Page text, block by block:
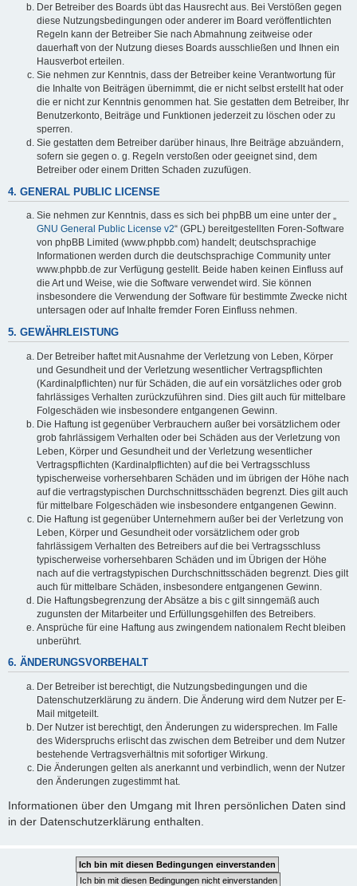
Der Betreiber des Boards übt das Hausrecht aus. Bei Verstößen gegen
diese Nutzungsbedingungen oder anderer im Board veröffentlichten
Regeln kann der Betreiber Sie nach Abmahnung zeitweise oder
dauerhaft von der Nutzung dieses Boards ausschließen und Ihnen ein
Hausverbot erteilen.
Sie nehmen zur Kenntnis, dass der Betreiber keine Verantwortung für
die Inhalte von Beiträgen übernimmt, die er nicht selbst erstellt hat oder
die er nicht zur Kenntnis genommen hat. Sie gestatten dem Betreiber, Ihr
Benutzerkonto, Beiträge und Funktionen jederzeit zu löschen oder zu
sperren.
Sie gestatten dem Betreiber darüber hinaus, Ihre Beiträge abzuändern,
sofern sie gegen o. g. Regeln verstoßen oder geeignet sind, dem
Betreiber oder einem Dritten Schaden zuzufügen.
4. GENERAL PUBLIC LICENSE
Sie nehmen zur Kenntnis, dass es sich bei phpBB um eine unter der „
GNU General Public License v2“ (GPL) bereitgestellten Foren-Software
von phpBB Limited (www.phpbb.com) handelt; deutschsprachige
Informationen werden durch die deutschsprachige Community unter
www.phpbb.de zur Verfügung gestellt. Beide haben keinen Einfluss auf
die Art und Weise, wie die Software verwendet wird. Sie können
insbesondere die Verwendung der Software für bestimmte Zwecke nicht
untersagen oder auf Inhalte fremder Foren Einfluss nehmen.
5. GEWÄHRLEISTUNG
Der Betreiber haftet mit Ausnahme der Verletzung von Leben, Körper
und Gesundheit und der Verletzung wesentlicher Vertragspflichten
(Kardinalpflichten) nur für Schäden, die auf ein vorsätzliches oder grob
fahrlässiges Verhalten zurückzuführen sind. Dies gilt auch für mittelbare
Folgeschäden wie insbesondere entgangenen Gewinn.
Die Haftung ist gegenüber Verbrauchern außer bei vorsätzlichem oder
grob fahrlässigem Verhalten oder bei Schäden aus der Verletzung von
Leben, Körper und Gesundheit und der Verletzung wesentlicher
Vertragspflichten (Kardinalpflichten) auf die bei Vertragsschluss
typischerweise vorhersehbaren Schäden und im übrigen der Höhe nach
auf die vertragstypischen Durchschnittsschäden begrenzt. Dies gilt auch
für mittelbare Folgeschäden wie insbesondere entgangenen Gewinn.
Die Haftung ist gegenüber Unternehmern außer bei der Verletzung von
Leben, Körper und Gesundheit oder vorsätzlichem oder grob
fahrlässigem Verhalten des Betreibers auf die bei Vertragsschluss
typischerweise vorhersehbaren Schäden und im Übrigen der Höhe
nach auf die vertragstypischen Durchschnittsschäden begrenzt. Dies gilt
auch für mittelbare Schäden, insbesondere entgangenen Gewinn.
Die Haftungsbegrenzung der Absätze a bis c gilt sinngemäß auch
zugunsten der Mitarbeiter und Erfüllungsgehilfen des Betreibers.
Ansprüche für eine Haftung aus zwingendem nationalem Recht bleiben
unberührt.
6. ÄNDERUNGSVORBEHALT
Der Betreiber ist berechtigt, die Nutzungsbedingungen und die
Datenschutzerklärung zu ändern. Die Änderung wird dem Nutzer per E-
Mail mitgeteilt.
Der Nutzer ist berechtigt, den Änderungen zu widersprechen. Im Falle
des Widerspruchs erlischt das zwischen dem Betreiber und dem Nutzer
bestehende Vertragsverhältnis mit sofortiger Wirkung.
Die Änderungen gelten als anerkannt und verbindlich, wenn der Nutzer
den Änderungen zugestimmt hat.
Informationen über den Umgang mit Ihren persönlichen Daten sind
in der Datenschutzerklärung enthalten.